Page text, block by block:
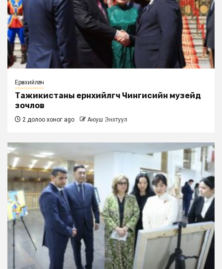
Ерөнхийлөгч
Тажикистаны ерөнхийлөгч Чингисийн музейд
зочлов
2 долоо хоног ago Аюуш Энхтуул